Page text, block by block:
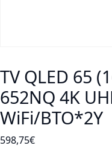
TV QLED 65
652NQ 4K
WiFi/BTO*2Y
598,75€